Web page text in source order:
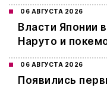
06 АВГУСТА 2026
Власти Японии
Наруто и
06 АВГУСТА 2026
Появились